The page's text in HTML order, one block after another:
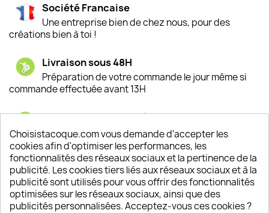
Société Francaise
Une entreprise bien de chez nous, pour des
créations bien à toi !
Livraison sous 48H
Préparation de votre commande le jour même si
commande effectuée avant 13H
Satisfaction de nos clients
Depuis 2009, entre 92% et 94% de nos clients
sont satisfaits de nos produits
Un SAV à votre écoute
Notre SAV est disponible 6/7J de 10h à 18H
Choisistacoque.com vous demande d'accepter les
cookies afin d'optimiser les performances, les
fonctionnalités des réseaux sociaux et la pertinence de la
publicité. Les cookies tiers liés aux réseaux sociaux et à la
publicité sont utilisés pour vous offrir des fonctionnalités
optimisées sur les réseaux sociaux, ainsi que des
publicités personnalisées. Acceptez-vous ces cookies ?